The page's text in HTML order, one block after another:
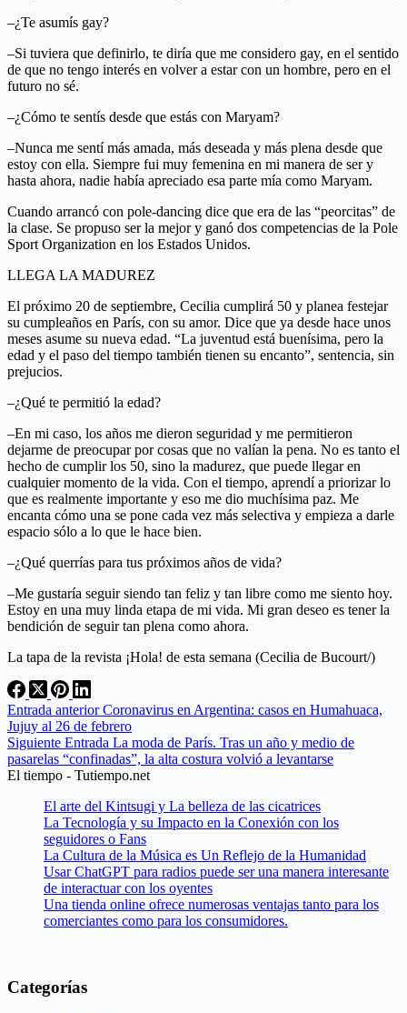
–¿Te asumís gay?
–Si tuviera que definirlo, te diría que me considero gay, en el sentido
de que no tengo interés en volver a estar con un hombre, pero en el
futuro no sé.
–¿Cómo te sentís desde que estás con Maryam?
–Nunca me sentí más amada, más deseada y más plena desde que
estoy con ella. Siempre fui muy femenina en mi manera de ser y
hasta ahora, nadie había apreciado esa parte mía como Maryam.
Cuando arrancó con pole-dancing dice que era de las “peorcitas” de
la clase. Se propuso ser la mejor y ganó dos competencias de la Pole
Sport Organization en los Estados Unidos.
LLEGA LA MADUREZ
El próximo 20 de septiembre, Cecilia cumplirá 50 y planea festejar
su cumpleaños en París, con su amor. Dice que ya desde hace unos
meses asume su nueva edad. “La juventud está buenísima, pero la
edad y el paso del tiempo también tienen su encanto”, sentencia, sin
prejucios.
–¿Qué te permitió la edad?
–En mi caso, los años me dieron seguridad y me permitieron
dejarme de preocupar por cosas que no valían la pena. No es tanto el
hecho de cumplir los 50, sino la madurez, que puede llegar en
cualquier momento de la vida. Con el tiempo, aprendí a priorizar lo
que es realmente importante y eso me dio muchísima paz. Me
encanta cómo una se pone cada vez más selectiva y empieza a darle
espacio sólo a lo que le hace bien.
–¿Qué querrías para tus próximos años de vida?
–Me gustaría seguir siendo tan feliz y tan libre como me siento hoy.
Estoy en una muy linda etapa de mi vida. Mi gran deseo es tener la
bendición de seguir tan plena como ahora.
La tapa de la revista ¡Hola! de esta semana (Cecilia de Bucourt/)
Entrada anteriorCoronavirus en Argentina: casos en Humahuaca,
Jujuy al 26 de febrero
Siguiente Entrada La moda de París. Tras un año y medio de
pasarelas “confinadas”, la alta costura volvió a levantarse
El tiempo - Tutiempo.net
El arte del Kintsugi y La belleza de las cicatrices
La Tecnología y su Impacto en la Conexión con los
seguidores o Fans
La Cultura de la Música es Un Reflejo de la Humanidad
Usar ChatGPT para radios puede ser una manera interesante
de interactuar con los oyentes
Una tienda online ofrece numerosas ventajas tanto para los
comerciantes como para los consumidores.
Categorías